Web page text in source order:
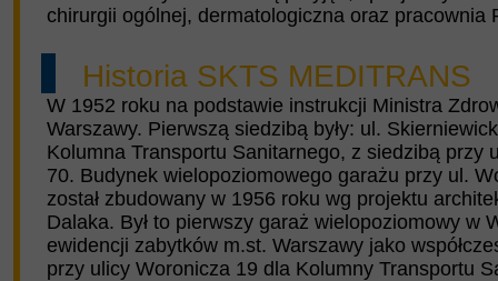
Historia SKTS MEDITRANS
W 1952 roku na podstawie instrukcji Ministra
Warszawy. Pierwszą siedzibą były: ul.
Kolumna Transportu Sanitarnego, z siedzibą przy
70. Budynek wielopoziomowego garażu przy ul.
został zbudowany w 1956 roku wg projektu
Dalaka. Był to pierwszy garaż wielopoziomowy w
ewidencji zabytków m.st. Warszawy jako
przy ulicy Woronicza 19 dla Kolumny Transportu
chirurgii ogólnej, dermatologiczna oraz pracownia